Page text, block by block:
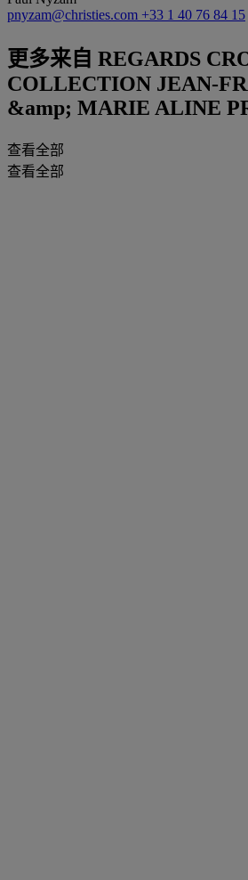
pnyzam@christies.com +33 1 40 76 84 15
更多来自 REGARDS
COLLECTION JEAN-
&amp; MARIE ALINE
查看全部
查看全部